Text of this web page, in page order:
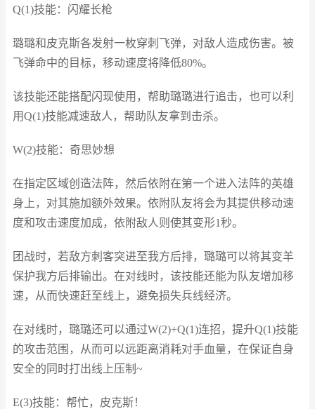
Q(1)技能：闪耀长枪
璐璐和皮克斯各发射一枚穿刺飞弹，对敌人造成伤害。被
飞弹命中的目标，移动速度将降低80%。
该技能还能搭配闪现使用，帮助璐璐进行追击，也可以利
用Q(1)技能减速敌人，帮助队友拿到击杀。
W(2)技能：奇思妙想
在指定区域创造法阵，然后依附在第一个进入法阵的英雄
身上，对其施加额外效果。依附队友将会为其提供移动速
度和攻击速度加成，依附敌人则使其变形1秒。
团战时，若敌方刺客突进至我方后排，璐璐可以将其变羊
保护我方后排输出。在对线时，该技能还能为队友增加移
速，从而快速赶至线上，避免损失兵线经济。
在对线时，璐璐还可以通过W(2)+Q(1)连招，提升Q(1)技能
的攻击范围，从而可以远距离消耗对手血量，在保证自身
安全的同时打出线上压制~
E(3)技能：帮忙，皮克斯！